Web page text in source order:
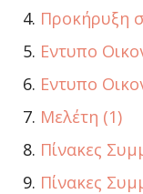
Προκήρυξη
Εντυπο
Εντυπο
Μελέτη (1)
Πίνακες
Πίνακες